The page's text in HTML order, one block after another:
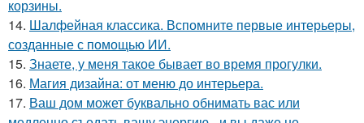
корзины.
14. Шалфейная классика. Вспомните первые интерьеры,
созданные с помощью ИИ.
15. Знаете, у меня такое бывает во время прогулки.
16. Магия дизайна: от меню до интерьера.
17. Ваш дом может буквально обнимать вас или